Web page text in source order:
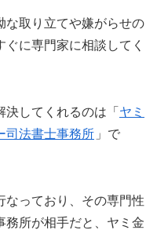
な取り立てや嫌がらせの
に専門家に相談してく
してくれるのは「 ヤミ
司法書士事務所 」で
なっており、その専門性
務所が相手だと、ヤミ金